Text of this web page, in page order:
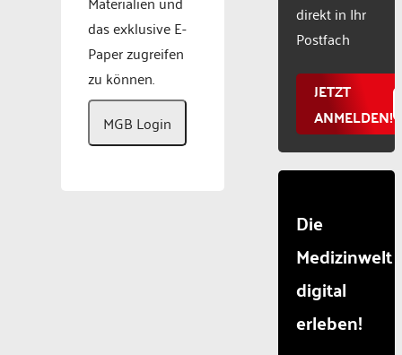
das exklusive E-
Paper zugreifen
zu können.
MGB Login
Consent
direkt in Ihr
Postfach
JETZT
ANMELDEN!
Die
Medizinwelt
digital
erleben!